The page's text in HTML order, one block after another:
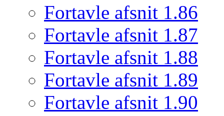
Fortavle afsnit 1.86
Fortavle afsnit 1.87
Fortavle afsnit 1.88
Fortavle afsnit 1.89
Fortavle afsnit 1.90